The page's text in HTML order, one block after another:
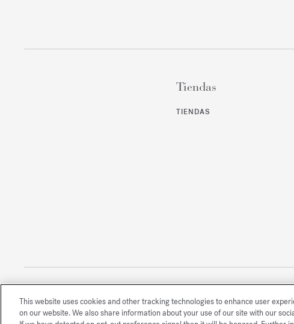
Tiendas
TIENDAS
Todos los derechos reservados
This website uses cookies and other tracking technologies to enhance user
on our website. We also share information about your use of our site with our